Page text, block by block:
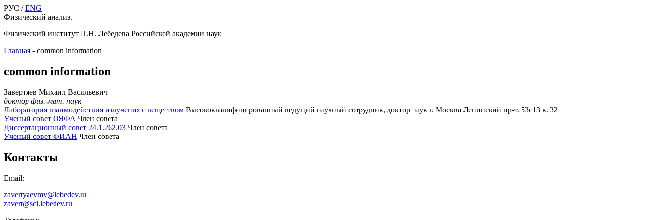
РУС /ENG
Физический анализ.
Физический институт П.Н. Лебедева Российской академии наук
Главная - common information
common information
Завертяев Михаил Васильевич
доктор физ.-мат. наук
Лаборатория взаимодействия излучения с веществом Высококвалифицированный ведущий научный сотрудник, доктор наук г. Москва Ленинский пр-т. 53с13 к. 32
Ученый совет ОЯФА Член совета
Диссертационный совет 24.1.262.03 Член совета
Ученый совет ФИАН Член совета
Контакты
Email:
zavertyaevmv@lebedev.ru
zavert@sci.lebedev.ru